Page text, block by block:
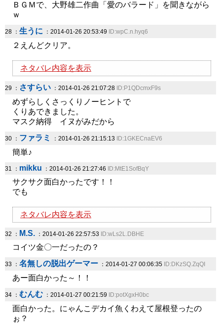
ＢＧＭで、大野雄二作曲「愛のバラード」を聞きながら
ｗ
28 ： 生うに ：2014-01-26 20:53:49 ID:wpC.n.hyq6
２えんどクリア。
ネタバレ内容を表示
29 ： さすらい ：2014-01-26 21:07:28 ID:P1QDcmxF9s
めずらしくさっくりノーヒントで
くりあできました。
マスク納得 イヌがみだから
30 ： ファラミ ：2014-01-26 21:15:13 ID:1GKECnaEV6
簡単♪
31 ： mikku ：2014-01-26 21:27:46 ID:MtE1SofBqY
サクサク面白かったです！！
でも
ネタバレ内容を表示
32 ： M.S. ：2014-01-26 22:57:53 ID:wLs2L.DBHE
コイツ金〇一だったの？
33 ： 名無しの脱出ゲーマー ：2014-01-27 00:06:35 ID:DKzSQ.ZqQI
あー面白かった～！！
34 ： むんむ ：2014-01-27 00:21:59 ID:potXgxH0bc
面白かった。にゃんこデカイ魚くわえて屋根登ったの
ぉ？